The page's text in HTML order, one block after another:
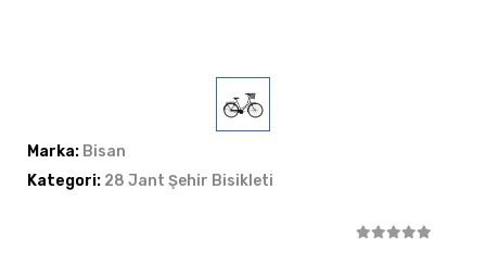
Marka: Bisan
Kategori: 28 Jant Şehir Bisikleti